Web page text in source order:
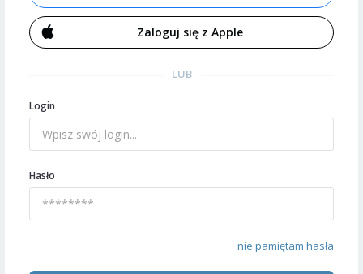
Zaloguj się z Apple
LUB
Login
Hasło
nie pamiętam hasła